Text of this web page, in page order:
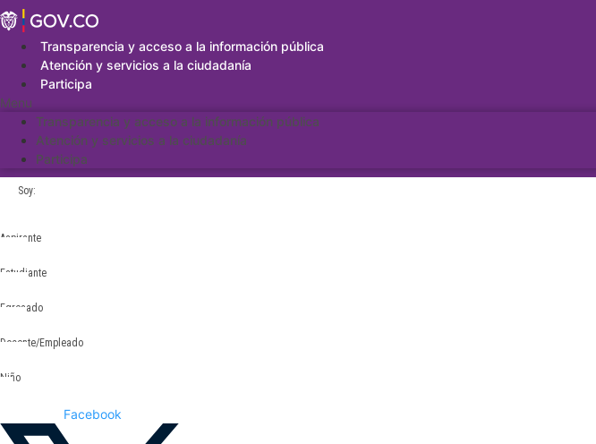
Saltar
al
contenidoTransparencia y acceso a la información pública
Atención y servicios a la ciudadanía
Participa
Menu
Transparencia y acceso a la información pública
Atención y servicios a la ciudadanía
Participa
Soy:
Aspirante
Estudiante
Egresado
Docente/Empleado
Niño
Facebook